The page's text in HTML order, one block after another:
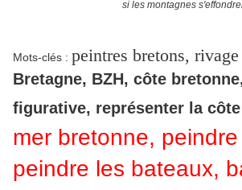
si les montagnes
Mots-clés : peintres bretons,
Bretagne, BZH, côte
figurative, représenter la
mer bretonne, peindre
peindre les bateaux,